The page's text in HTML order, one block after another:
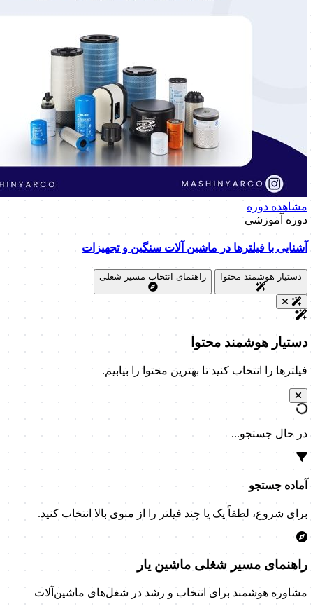
مشاهده دوره
دوره آموزشی
آشنایی با فیلترها در ماشین آلات سنگین و تجهیزات
دستیار هوشمند محتوا راهنمای انتخاب مسیر شغلی
دستیار هوشمند محتوا
فیلترها را انتخاب کنید تا بهترین محتوا را بیابیم.
در حال جستجو...
آماده جستجو
برای شروع، لطفاً یک یا چند فیلتر را از منوی بالا انتخاب کنید.
راهنمای مسیر شغلی ماشین یار
مشاوره هوشمند برای انتخاب و رشد در شغل‌های ماشین‌آلات